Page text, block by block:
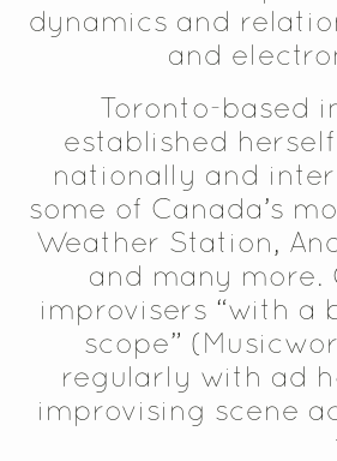
dynamics and
and
Toronto-based
established
nationally and
some of Canada’s
Weather Station,
and many more.
improvisers “with a
scope”
regularly with ad
improvising scene